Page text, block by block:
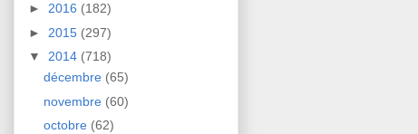
► 2016 (182)
► 2015 (297)
▼ 2014 (718)
décembre (65)
novembre (60)
octobre (62)